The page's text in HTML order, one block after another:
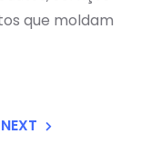
que moldam
NEXT